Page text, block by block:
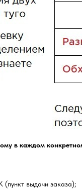
в каждом
выдачи заказа);